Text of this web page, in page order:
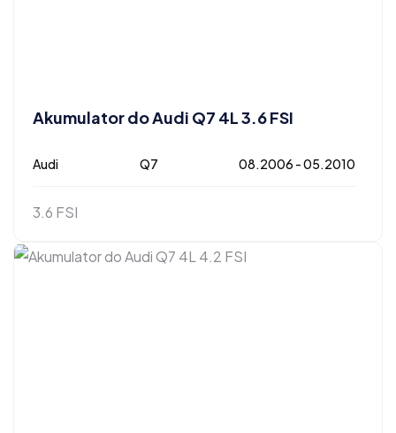
Akumulator do Audi Q7 4L 3.6 FSI
Audi Q7 08.2006 - 05.2010
3.6 FSI